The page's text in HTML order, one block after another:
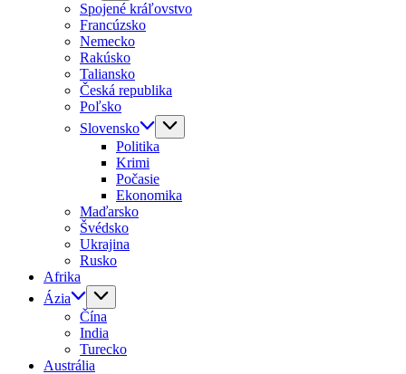
Spojené kráľovstvo
Francúzsko
Nemecko
Rakúsko
Taliansko
Česká republika
Poľsko
Slovensko
Politika
Krimi
Počasie
Ekonomika
Maďarsko
Švédsko
Ukrajina
Rusko
Afrika
Ázia
Čína
India
Turecko
Austrália